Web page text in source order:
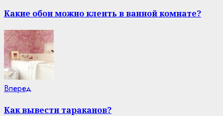
Reading
Какие обои можно клеить в ванной комнате?
Вперед
Как вывести тараканов?